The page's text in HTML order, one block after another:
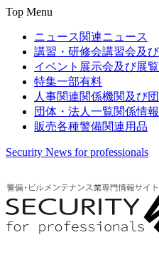
Top Menu
ニュース関連ニュース
講習・研修会講習会及
イベント 展示会及び展
特集一部有料
人事関連関係機関及び
団体・法人一覧関係情
販売各種警備関連用品
Security News for professionals